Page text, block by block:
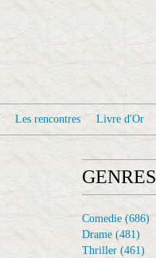
Les rencontres Livre d'Or
GENRES
Comedie (686)
Drame (481)
Thriller (461)